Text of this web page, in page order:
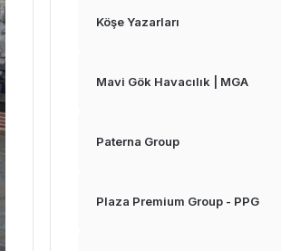
Köşe Yazarları
Mavi Gök Havacılık | MGA
Paterna Group
Plaza Premium Group - PPG